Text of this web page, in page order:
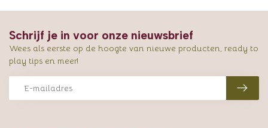
Schrijf je in voor onze nieuwsbrief
Wees als eerste op de hoogte van nieuwe producten, ready to
play tips en meer!